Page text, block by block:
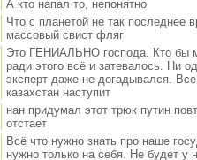
А кто напал то, непонятно
Что с планетой не так последнее
массовый свист фляг
Это ГЕНИАЛЬНО господа. Кто бы
ради этого всё и затевалось. Ни
эксперт даже не догадывался.
казахстан наступит
нан придумал этот трюк путин
отстает
Всё что нужно знать про наше
нужно только на себя. Не будет у